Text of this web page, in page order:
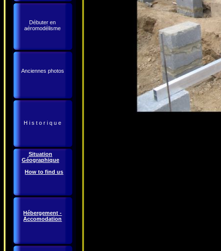
Débuter en
aéromodélisme
Anciennes photos
H i s t o r i q u e
Situation
Géographique
How to find us
Hébergement -
Accomodation